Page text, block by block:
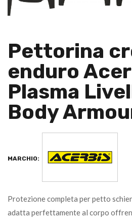
Pettorina
enduro
Plasma
Body
MARCHIO:
Protezione completa per petto
adatta perfettamente al corpo